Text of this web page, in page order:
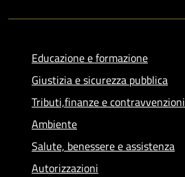
Educazione e formazione
Giustizia e sicurezza pubblica
Tributi,finanze e contravvenzioni
Ambiente
Salute, benessere e assistenza
Autorizzazioni